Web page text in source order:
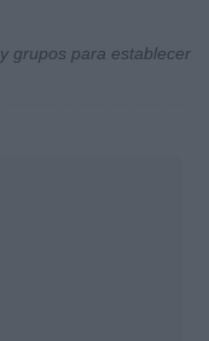
grupos para establecer